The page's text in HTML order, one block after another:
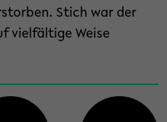
Stich war der
vielfältige Weise